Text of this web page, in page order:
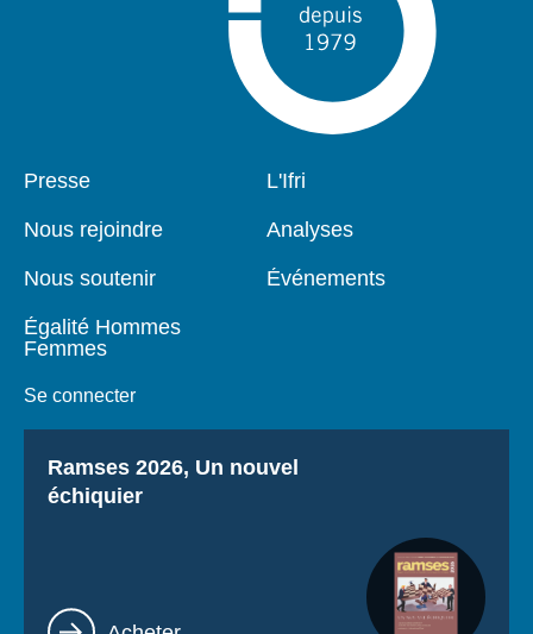
Pied
Presse
Nous rejoindre
Nous soutenir
Égalité Hommes
Femmes
Se connecter
Navigation
L'Ifri
Analyses
Événements
Titre
Ramses 2026, Un nouvel
échiquier